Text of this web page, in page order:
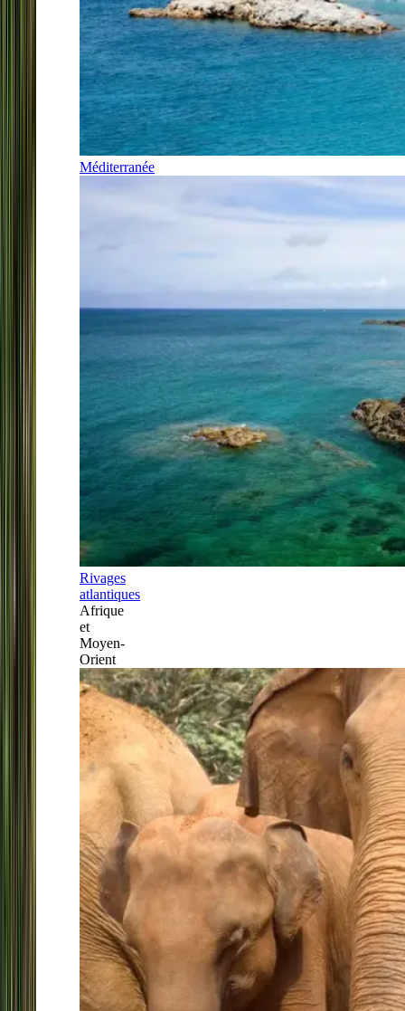
Méditerranée
Rivages
atlantiques
Afrique
et
Moyen-
Orient